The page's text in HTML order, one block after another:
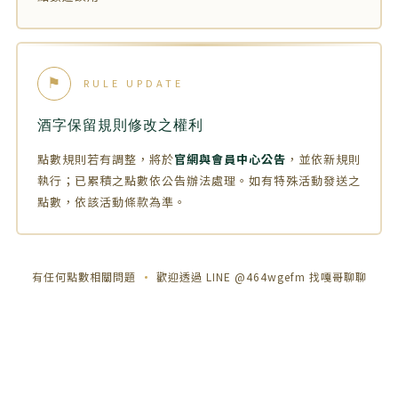
⚑ RULE UPDATE
酒字保留規則修改之權利
點數規則若有調整，將於官網與會員中心公告 ，並依新規則
執行；已累積之點數依公告辦法處理。如有特殊活動發送之
點數，依該活動條款為準。
有任何點數相關問題 歡迎透過 LINE @464wgefm 找嘎哥聊聊